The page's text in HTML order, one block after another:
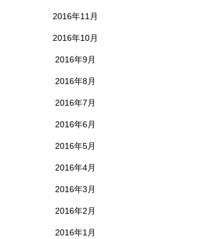
2016年11月
2016年10月
2016年9月
2016年8月
2016年7月
2016年6月
2016年5月
2016年4月
2016年3月
2016年2月
2016年1月